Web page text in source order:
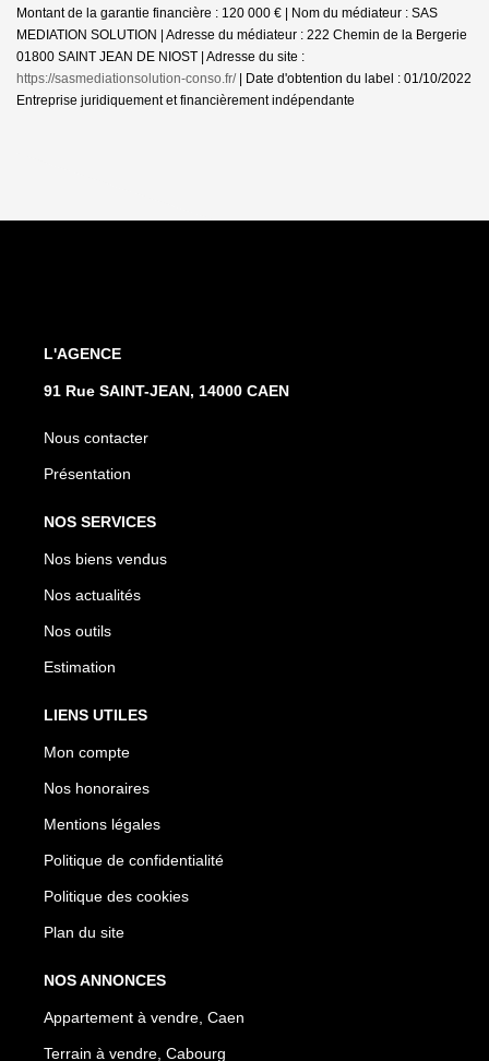
Montant de la garantie financière : 120 000 € | Nom du médiateur : SAS
MEDIATION SOLUTION | Adresse du médiateur : 222 Chemin de la Bergerie
01800 SAINT JEAN DE NIOST | Adresse du site :
https://sasmediationsolution-conso.fr/| Date d'obtention du label : 01/10/2022
Entreprise juridiquement et financièrement indépendante
L'AGENCE
91 Rue SAINT-JEAN, 14000 CAEN
Nous contacter
Présentation
NOS SERVICES
Nos biens vendus
Nos actualités
Nos outils
Estimation
LIENS UTILES
Mon compte
Nos honoraires
Mentions légales
Politique de confidentialité
Politique des cookies
Plan du site
NOS ANNONCES
Appartement à vendre, Caen
Terrain à vendre, Cabourg